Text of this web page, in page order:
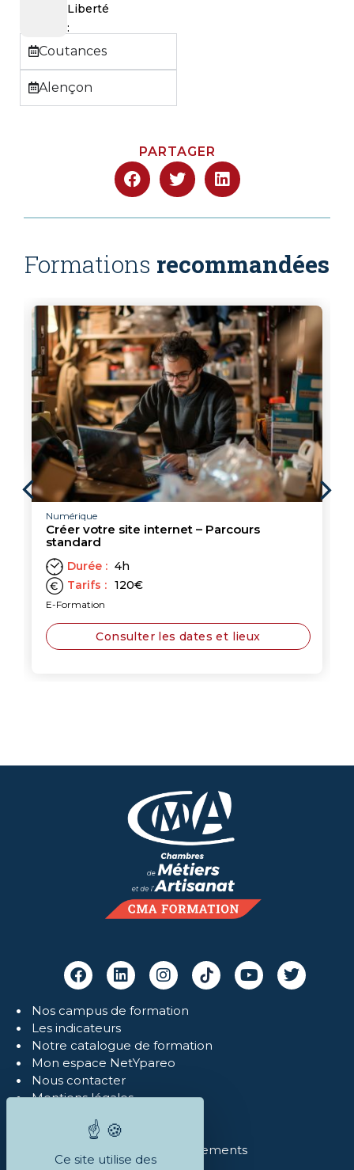
Coutances
Alençon
Liberté
:
PARTAGER
Formations recommandées
Numérique
Créer votre site internet – Parcours
réussite
Durée : 39h (4h en e-formation et 5
jours en présentiel)
Tarifs :
1 092 €
Consulter les dates et lieux
Nos campus de formation
Les indicateurs
Notre catalogue de formation
Mon espace NetYpareo
Nous contacter
Mentions légales
Réclamations
Conditions Générales et règlements
Ce site utilise des